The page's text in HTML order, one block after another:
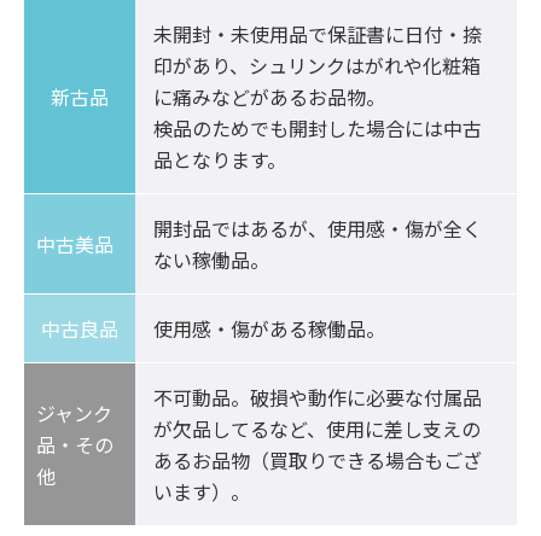
新古品
未開封・未使用品で保証書に日付・捺
印があり、シュリンクはがれや化粧箱
に痛みなどがあるお品物。
検品のためでも開封した場合には中古
品となります。
開封品ではあるが、使用感・傷が全く
ない稼働品。
中古良品 使用感・傷がある稼働品。
ジャンク
品・その
他
不可動品。破損や動作に必要な付属品
が欠品してるなど、使用に差し支えの
あるお品物（買取りできる場合もござ
います）。